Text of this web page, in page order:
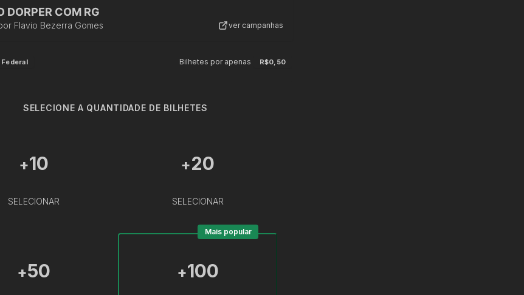
DORPER COM RG
Flavio Bezerra Gomes ver campanhas
Bilhetes por apenas R$0,50
SELECIONE A QUANTIDADE DE BILHETES
+10
SELECIONAR
+20
SELECIONAR
+50 +100
Mais popular